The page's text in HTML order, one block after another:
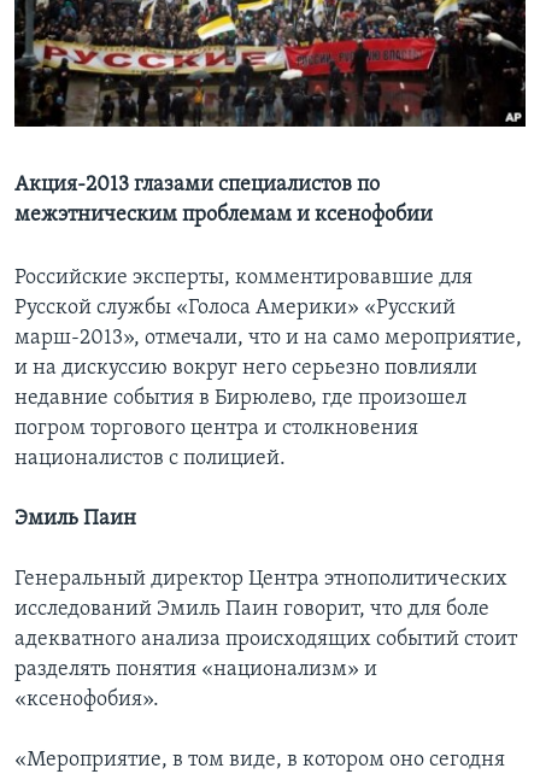
Learning English
СОЦИАЛЬНЫЕ СЕТИ
Языки
Акция-2013 глазами специалистов по
межэтническим проблемам и ксенофобии
Российские эксперты, комментировавшие для
Русской службы «Голоса Америки» «Русский
марш-2013», отмечали, что и на само мероприятие,
и на дискуссию вокруг него серьезно повлияли
недавние события в Бирюлево, где произошел
погром торгового центра и столкновения
националистов с полицией.
Эмиль Паин
Генеральный директор Центра этнополитических
исследований Эмиль Паин говорит, что для боле
адекватного анализа происходящих событий стоит
разделять понятия «национализм» и
«ксенофобия».
«Мероприятие, в том виде, в котором оно сегодня